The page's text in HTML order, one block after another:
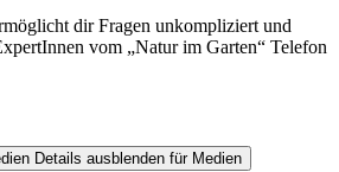
dir Fragen unkompliziert und
vom „Natur im Garten“ Telefon
Details ausblenden für Medien